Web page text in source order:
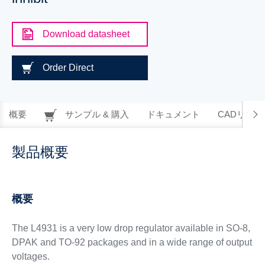
Download datasheet
Order Direct
概要 サンプル & 購入 ドキュメント CADリソー
製品概要
概要
The L4931 is a very low drop regulator available in SO-8,
DPAK and TO-92 packages and in a wide range of output
voltages.